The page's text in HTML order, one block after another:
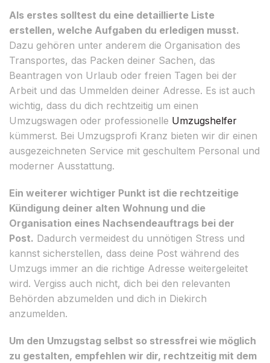
Als erstes solltest du eine detaillierte Liste
erstellen, welche Aufgaben du erledigen musst.
Dazu gehören unter anderem die Organisation des
Transportes, das Packen deiner Sachen, das
Beantragen von Urlaub oder freien Tagen bei der
Arbeit und das Ummelden deiner Adresse. Es ist auch
wichtig, dass du dich rechtzeitig um einen
Umzugswagen oder professionelle Umzugshelfer
kümmerst. Bei Umzugsprofi Kranz bieten wir dir einen
ausgezeichneten Service mit geschultem Personal und
moderner Ausstattung.
Ein weiterer wichtiger Punkt ist die rechtzeitige
Kündigung deiner alten Wohnung und die
Organisation eines Nachsendeauftrags bei der
Post. Dadurch vermeidest du unnötigen Stress und
kannst sicherstellen, dass deine Post während des
Umzugs immer an die richtige Adresse weitergeleitet
wird. Vergiss auch nicht, dich bei den relevanten
Behörden abzumelden und dich in Diekirch
anzumelden.
Um den Umzugstag selbst so stressfrei wie möglich
zu gestalten, empfehlen wir dir, rechtzeitig mit dem